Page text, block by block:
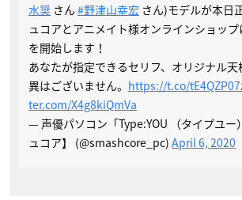
水奨 さん #野津山幸宏 さん)モデルが本日
ュコアとアニメイト様オンラインショッ
を開始します！
あなたが指定できるセリフ、オリジナル
異はございません。 https://t.co/
ter.com/X4g8kiQmVa
— 声優パソコン「Type:YOU （タイプユー
ュコア】 (@smashcore_pc) April 6, 2020